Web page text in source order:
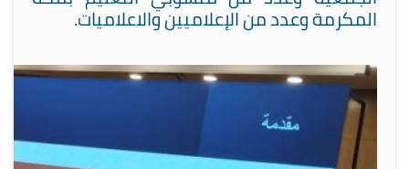
المكرمة وعدد من الإعلاميين والاعلاميات.